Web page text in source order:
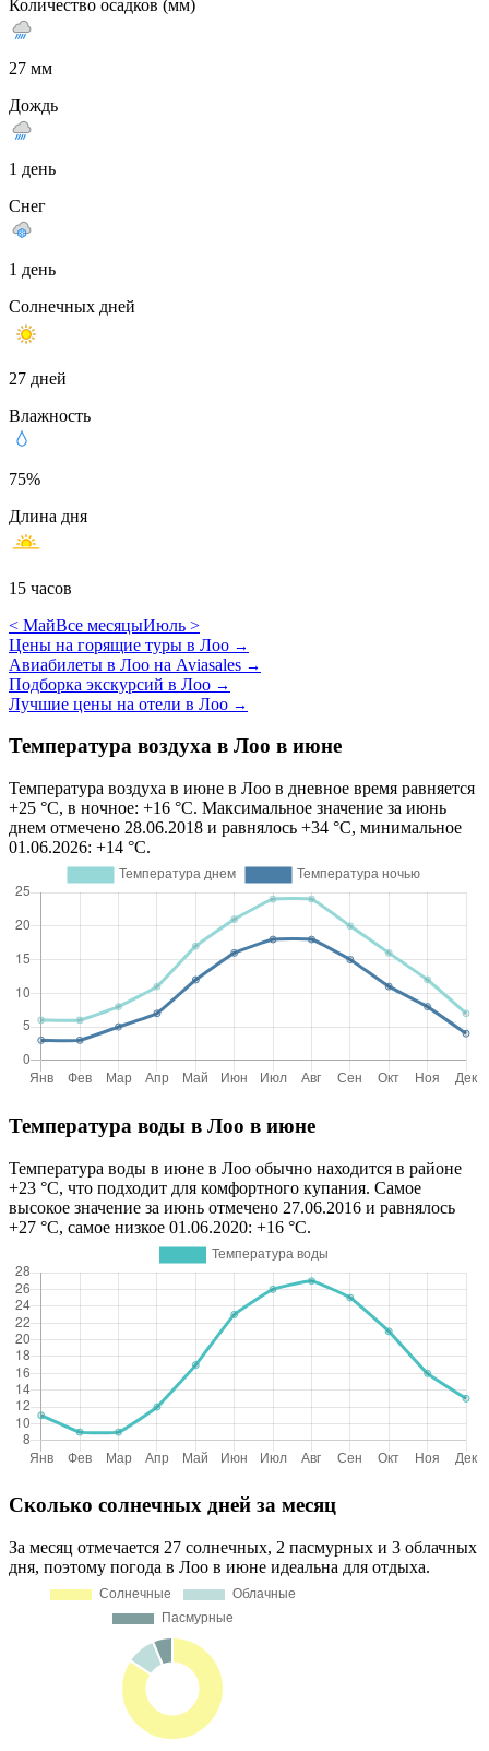
Количество осадков (мм)
27 мм
Дождь
1 день
Снег
1 день
Солнечных дней
27 дней
Влажность
75%
Длина дня
15 часов
< МайВсе месяцыИюль >
Цены на горящие туры в Лоо →
Авиабилеты в Лоо на Aviasales →
Подборка экскурсий в Лоо →
Лучшие цены на отели в Лоо →
Температура воздуха в Лоо в июне
Температура воздуха в июне в Лоо в дневное время равняется
+25 °C, в ночное: +16 °C. Максимальное значение за июнь
днем отмечено 28.06.2018 и равнялось +34 °C, минимальное
01.06.2026: +14 °C.
Температура воды в Лоо в июне
Температура воды в июне в Лоо обычно находится в районе
+23 °C, что подходит для комфортного купания. Самое
высокое значение за июнь отмечено 27.06.2016 и равнялось
+27 °C, самое низкое 01.06.2020: +16 °C.
Сколько солнечных дней за месяц
За месяц отмечается 27 солнечных, 2 пасмурных и 3 облачных
дня, поэтому погода в Лоо в июне идеальна для отдыха.